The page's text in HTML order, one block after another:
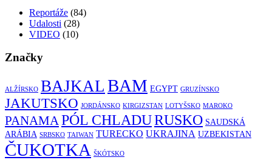
Reportáže (84)
Udalosti (28)
VIDEO (10)
Značky
ALŽÍRSKO BAJKAL BAM EGYPT GRUZÍNSKO
JAKUTSKO JORDÁNSKO KIRGIZSTAN LOTYŠSKO MAROKO
PANAMAPÓL CHLADURUSKO SAUDSKÁ
ARÁBIA SRBSKO TAIWAN TURECKO UKRAJINA UZBEKISTAN
ČUKOTKA ŠKÓTSKO